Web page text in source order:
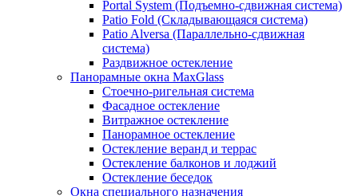
Portal System (Подъемно-сдвижная система)
Patio Fold (Складывающаяся система)
Patio Alversa (Параллельно-сдвижная
система)
Раздвижное остекление
Панорамные окна MaxGlass
Стоечно-ригельная система
Фасадное остекление
Витражное остекление
Панорамное остекление
Остекление веранд и террас
Остекление балконов и лоджий
Остекление беседок
Окна специального назначения